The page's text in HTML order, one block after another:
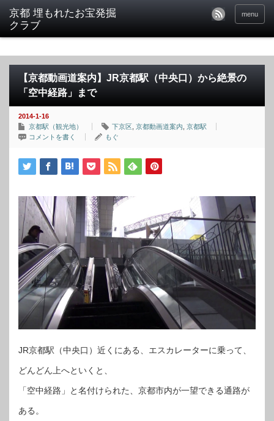
京都 埋もれたお宝発掘
クラブ
menu
【京都動画道案内】JR京都駅（中央口）から絶景の
「空中経路」まで
2014-1-16
京都駅（観光地）
下京区 京都動画道案内 京都駅
コメントを書く
もぐ
JR京都駅（中央口）近くにある、エスカレーターに乗って、
どんどん上へといくと、
「空中経路」と名付けられた、京都市内が一望できる通路が
ある。